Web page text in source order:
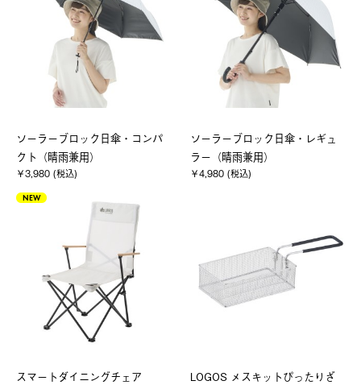
ソーラーブロック日傘・コンパ
クト（晴雨兼用）
￥3,980 (税込)
ソーラーブロック日傘・レギュ
ラー（晴雨兼用）
￥4,980 (税込)
NEW
スマートダイニングチェア
LOGOS メスキットぴったりざ